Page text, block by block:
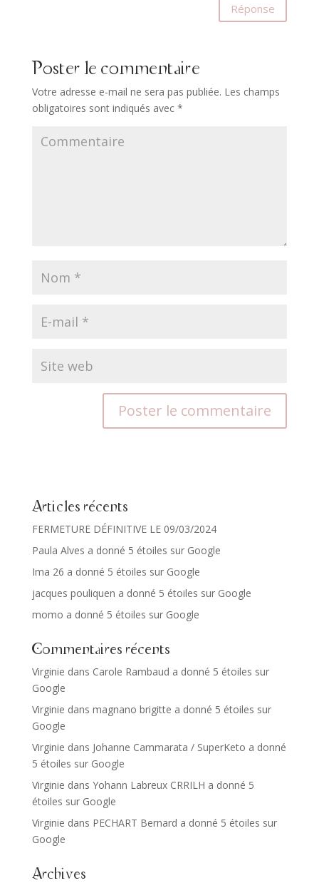
Réponse
Poster le commentaire
Votre adresse e-mail ne sera pas publiée. Les champs
obligatoires sont indiqués avec *
Articles récents
FERMETURE DÉFINITIVE LE 09/03/2024
Paula Alves a donné 5 étoiles sur Google
Ima 26 a donné 5 étoiles sur Google
jacques pouliquen a donné 5 étoiles sur Google
momo a donné 5 étoiles sur Google
Commentaires récents
Virginie dans Carole Rambaud a donné 5 étoiles sur
Google
Virginie dans magnano brigitte a donné 5 étoiles sur
Google
Virginie dans Johanne Cammarata / SuperKeto a donné
5 étoiles sur Google
Virginie dans Yohann Labreux CRRILH a donné 5
étoiles sur Google
Virginie dans PECHART Bernard a donné 5 étoiles sur
Google
Archives